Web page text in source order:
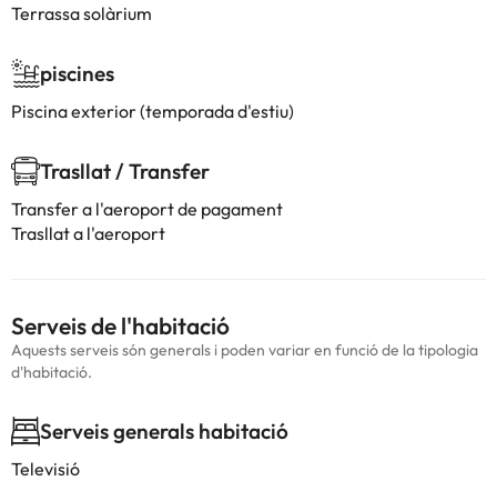
Terrassa solàrium
piscines
Piscina exterior (temporada d'estiu)
Trasllat / Transfer
Transfer a l'aeroport de pagament
Trasllat a l'aeroport
Serveis de l'habitació
Aquests serveis són generals i poden variar en funció de la tipologia
d'habitació.
Serveis generals habitació
Televisió